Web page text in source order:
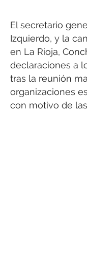
El secretario
Izquierdo, y la
en La Rioja,
declaraciones a
tras la reunión
organizaciones
con motivo de